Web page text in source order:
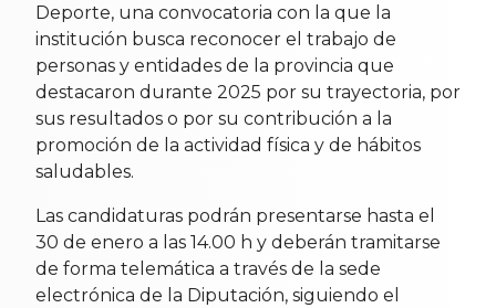
Deporte, una convocatoria con la que la
institución busca reconocer el trabajo de
personas y entidades de la provincia que
destacaron durante 2025 por su trayectoria, por
sus resultados o por su contribución a la
promoción de la actividad física y de hábitos
saludables.
Las candidaturas podrán presentarse hasta el
30 de enero a las 14.00 h y deberán tramitarse
de forma telemática a través de la sede
electrónica de la Diputación, siguiendo el